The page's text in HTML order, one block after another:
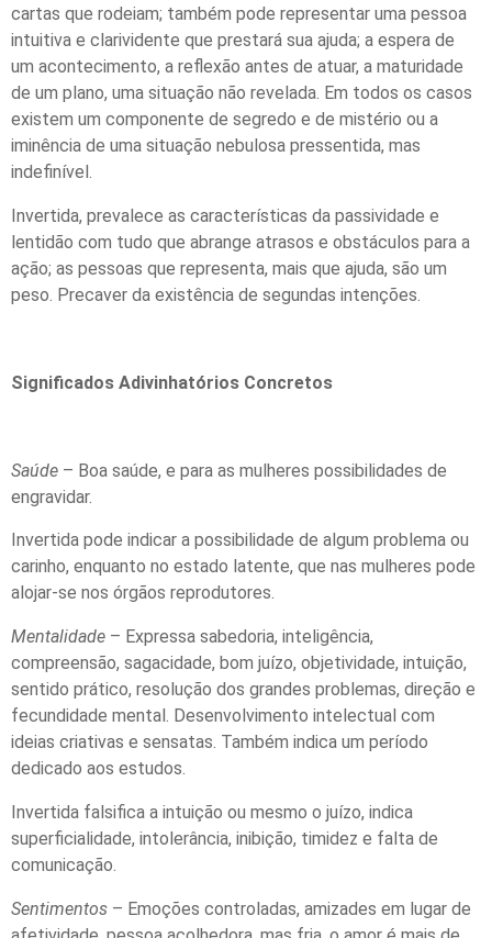
cartas que rodeiam; também pode representar uma pessoa
intuitiva e clarividente que prestará sua ajuda; a espera de
um acontecimento, a reflexão antes de atuar, a maturidade
de um plano, uma situação não revelada. Em todos os casos
existem um componente de segredo e de mistério ou a
iminência de uma situação nebulosa pressentida, mas
indefinível.
Invertida, prevalece as características da passividade e
lentidão com tudo que abrange atrasos e obstáculos para a
ação; as pessoas que representa, mais que ajuda, são um
peso. Precaver da existência de segundas intenções.
Significados Adivinhatórios Concretos
Saúde – Boa saúde, e para as mulheres possibilidades de
engravidar.
Invertida pode indicar a possibilidade de algum problema ou
carinho, enquanto no estado latente, que nas mulheres pode
alojar-se nos órgãos reprodutores.
Mentalidade – Expressa sabedoria, inteligência,
compreensão, sagacidade, bom juízo, objetividade, intuição,
sentido prático, resolução dos grandes problemas, direção e
fecundidade mental. Desenvolvimento intelectual com
ideias criativas e sensatas. Também indica um período
dedicado aos estudos.
Invertida falsifica a intuição ou mesmo o juízo, indica
superficialidade, intolerância, inibição, timidez e falta de
comunicação.
Sentimentos – Emoções controladas, amizades em lugar de